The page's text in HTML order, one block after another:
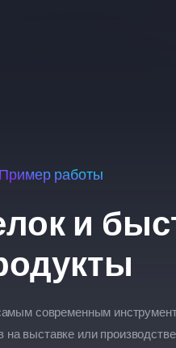
Пример работы
и
современным
выставке или производстве